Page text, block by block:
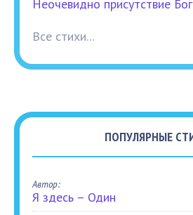
Неочевидно присутствие
Все стихи...
ПОПУЛЯРНЫЕ
Автор:
Я здесь – Один